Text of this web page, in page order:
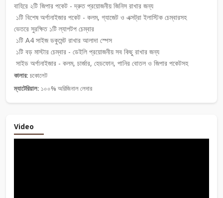
বাহিরে ২টি জিপার পকেট - দ্রুত প্রয়োজনীয় জিনিস রাখার জন্য
১টি বিশেষ অর্গানাইজার পকেট - কলম, গ্যাজেট ও এক্সট্রা ইলাস্টিক চেম্বারসহ
ভেতরে সুরক্ষিত ১টি ল্যাপটপ চেম্বার
১টি A4 সাইজ ডকুমেন্ট রাখার আলাদা স্পেস
১টি বড় মাস্টার চেম্বার - ডেইলি প্রয়োজনীয় সব কিছু রাখার জন্য
সাইড অর্গানাইজার - কলম, চার্জার, হেডফোন, পানির বোতল ও জিপার পকেটসহ
কালার: চকোলেট
ম্যাটেরিয়াল: ১০০% অরিজিনাল লেদার
Video